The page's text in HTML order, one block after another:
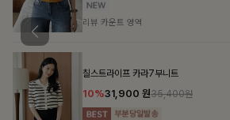
리뷰 카운트 영역
특스트라이프 링클원피스+스트링자켓SET
12%69,900원79,400원